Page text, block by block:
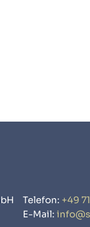
Telefon: +49
E-Mail: